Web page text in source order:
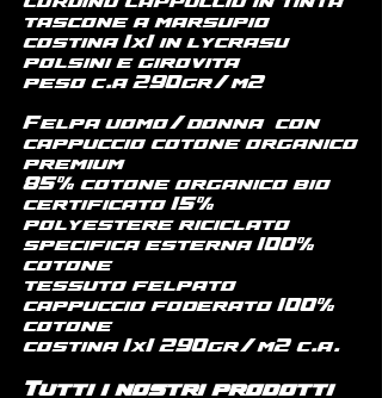
tascone a marsupio
costina 1x1 in lycrasu
polsini e girovita
peso c.a 290gr/m2
Felpa uomo/donna con
cappuccio cotone organico
premium
85% cotone organico bio
certificato 15%
polyestere riciclato
specifica esterna 100%
cotone
tessuto felpato
cappuccio foderato 100%
cotone
costina 1x1 290gr/m2 c.a.
Tutti i nostri prodotti